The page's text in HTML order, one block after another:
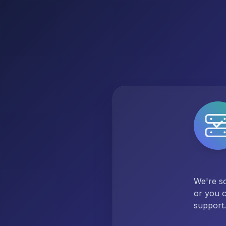
We're
or you
support.